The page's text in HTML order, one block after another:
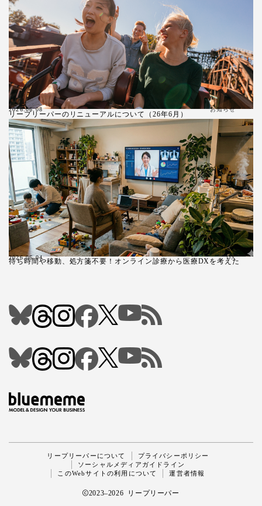
リープリーパーのリニューアルについて（26年6月）
2026.06.08 お知らせ
待ち時間や移動、処方箋不要！オンライン診療から医療DXを考えた
2026.06.04 DX
リープリーパーについて
プライバシーポリシー
ソーシャルメディアガイドライン
このWebサイトの利用について
運営者情報
2023–2026 リープリーパー